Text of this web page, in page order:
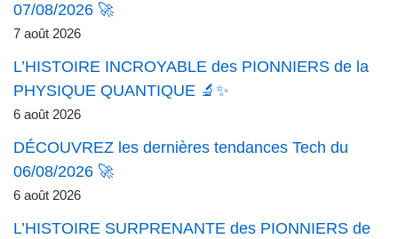
07/08/2026 🚀
7 août 2026
L’HISTOIRE INCROYABLE des PIONNIERS de la
PHYSIQUE QUANTIQUE 🔬✨
6 août 2026
DÉCOUVREZ les dernières tendances Tech du
06/08/2026 🚀
6 août 2026
L’HISTOIRE SURPRENANTE des PIONNIERS de